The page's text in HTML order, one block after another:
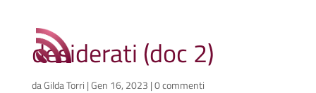
desiderati (doc 2)
daGilda Torri |Gen 16, 2023 |0 commenti